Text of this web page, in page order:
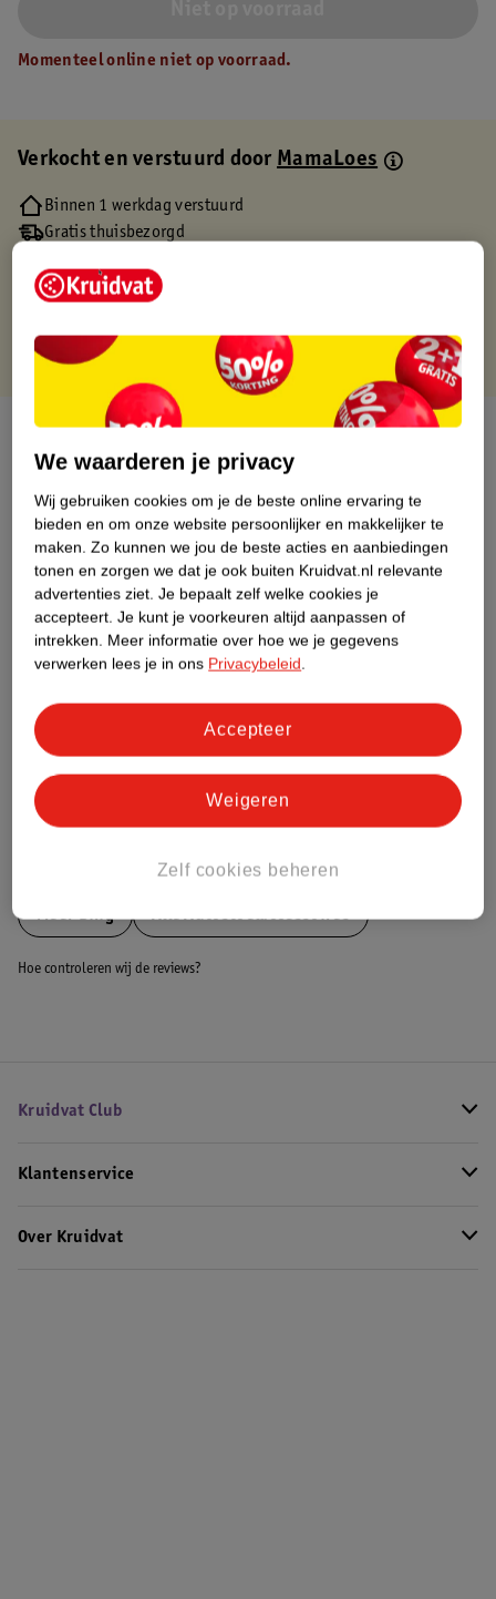
Momenteel online niet op voorraad.
Verkocht en verstuurd doorMamaLoes
Binnen 1 werkdag verstuurd
Gratis thuisbezorgd
Gratis punten met je Kruidvat kaart
Over dit product
Etiketinformatie
Nature Impact Score
Dit product heeft (nog) geen Nature
Impact Score.
Bestel & Bezorginformatie
MeerDing Alle Autostoelaccessoires
Hoe controleren wij de reviews?
Kruidvat Club
Klantenservice
Over Kruidvat
We waarderen je privacy
Wij gebruiken cookies om je de beste online ervaring te
bieden en om onze website persoonlijker en makkelijker te
maken. Zo kunnen we jou de beste acties en aanbiedingen
tonen en zorgen we dat je ook buiten Kruidvat.nl relevante
advertenties ziet. Je bepaalt zelf welke cookies je
accepteert. Je kunt je voorkeuren altijd aanpassen of
intrekken. Meer informatie over hoe we je gegevens
verwerken lees je in ons Privacybeleid.
Zelf cookies beheren
Weigeren
Accepteer